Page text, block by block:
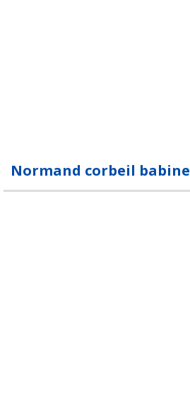
Normand corbeil babine